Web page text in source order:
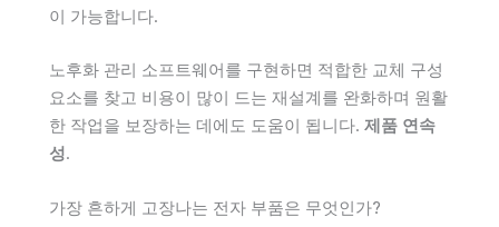
이 가능합니다.
노후화 관리 소프트웨어를 구현하면 적합한 교체 구성
요소를 찾고 비용이 많이 드는 재설계를 완화하며 원활
한 작업을 보장하는 데에도 도움이 됩니다. 제품 연속
성.
가장 흔하게 고장나는 전자 부품은 무엇인가?